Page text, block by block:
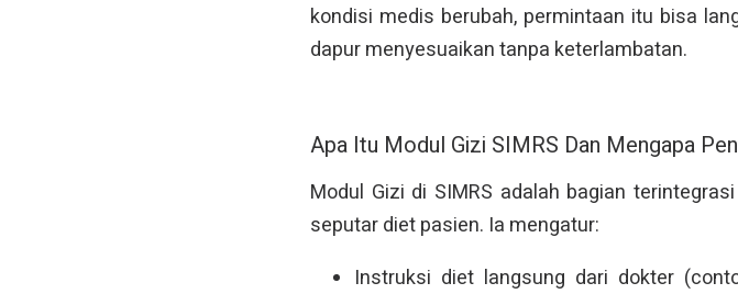
kondisi medis berubah, permintaan itu bisa
dapur menyesuaikan tanpa keterlambatan.
Apa Itu Modul Gizi SIMRS Dan Mengapa
Modul Gizi di SIMRS adalah bagian
seputar diet pasien. Ia mengatur:
Instruksi diet langsung dari dokter